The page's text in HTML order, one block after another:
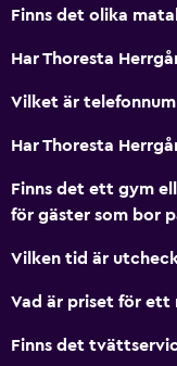
Finns det olika
Har Thoresta
Vilket är
Har Thoresta
Finns det ett gym
för gäster som bor
Vilken tid är
Vad är priset för ett
Finns det